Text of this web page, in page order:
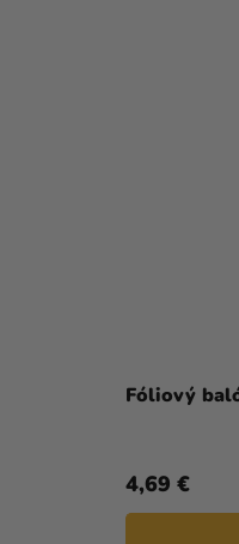
Fóliový
4,69 €